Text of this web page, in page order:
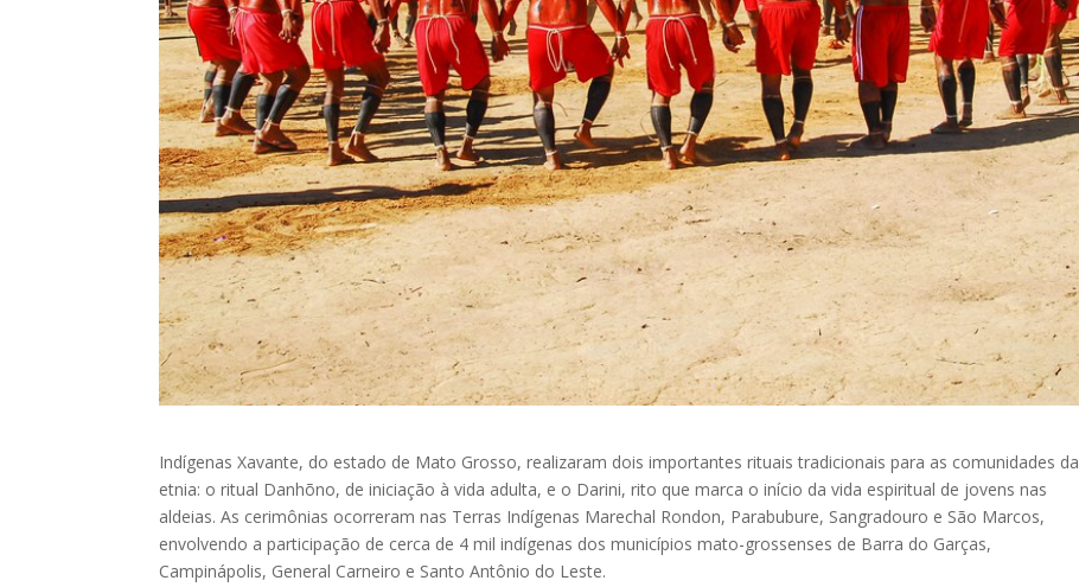
Indígenas Xavante, do estado de Mato Grosso, realizaram dois importantes rituais tradicionais para as comunidades da
etnia: o ritual Danhõno, de iniciação à vida adulta, e o Darini, rito que marca o início da vida espiritual de jovens nas
aldeias. As cerimônias ocorreram nas Terras Indígenas Marechal Rondon, Parabubure, Sangradouro e São Marcos,
envolvendo a participação de cerca de 4 mil indígenas dos municípios mato-grossenses de Barra do Garças,
Campinápolis, General Carneiro e Santo Antônio do Leste.